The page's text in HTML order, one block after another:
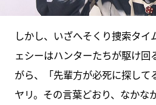
しかし、いざへそくり捜索タイ
ェシーはハンターたちが駆け回
がら、「先輩方が必死に探して
ヤリ。その言葉どおり、なかな